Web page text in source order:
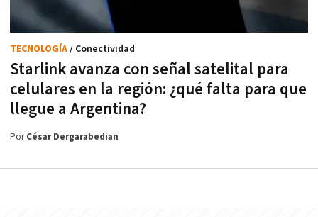
Starlink avanza con señal satelital para
celulares en la región: ¿qué falta para que
llegue a Argentina?
TECNOLOGÍA/ Conectividad
PorCésar Dergarabedian